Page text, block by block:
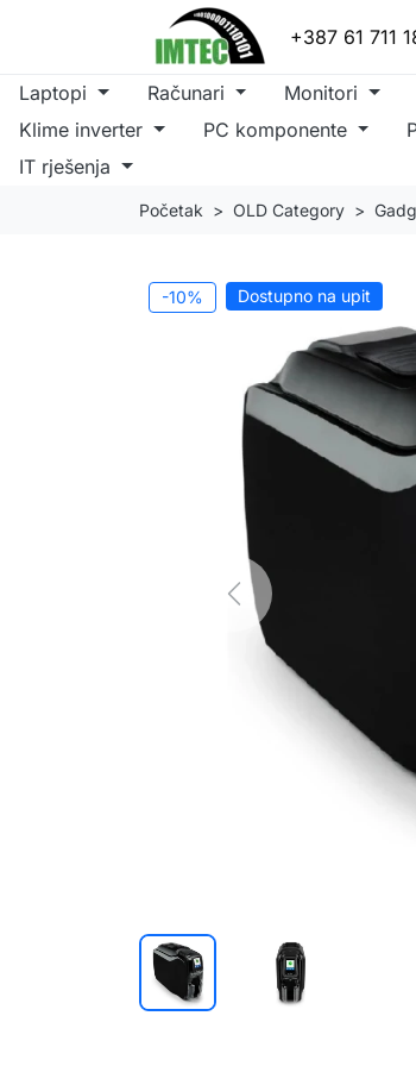
+387 61 711
Laptopi Računari Monitori
Klime inverter
PC komponente
IT rješenja
Početak OLD Category
-10% Dostupno na upit
Previous